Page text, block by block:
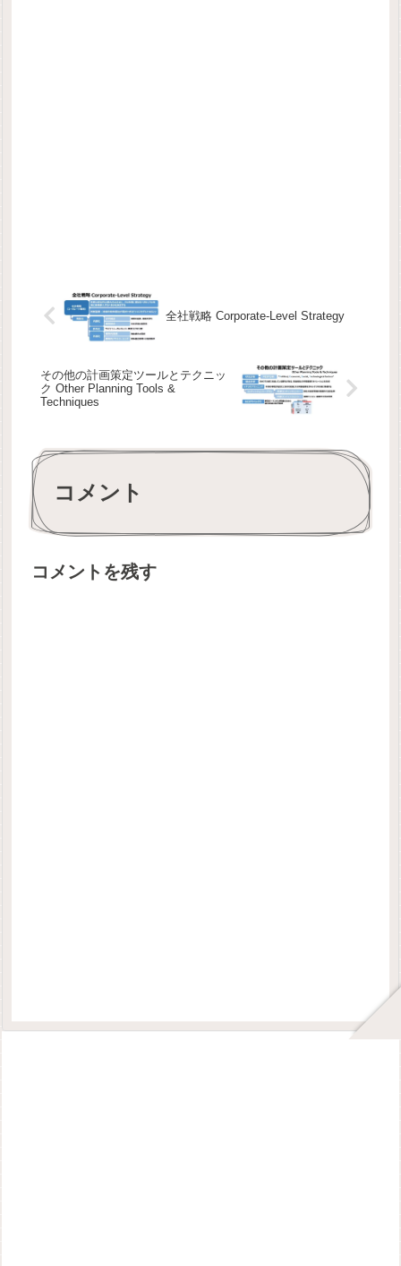
全社戦略 Corporate-Level Strategy
その他の計画策定ツールとテクニッ
ク Other Planning Tools &
Techniques
コメント
コメントを残す